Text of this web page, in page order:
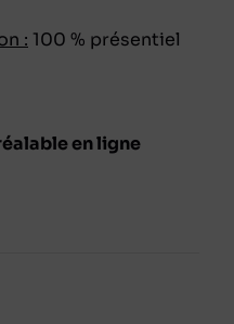
: 100 % présentiel
en ligne